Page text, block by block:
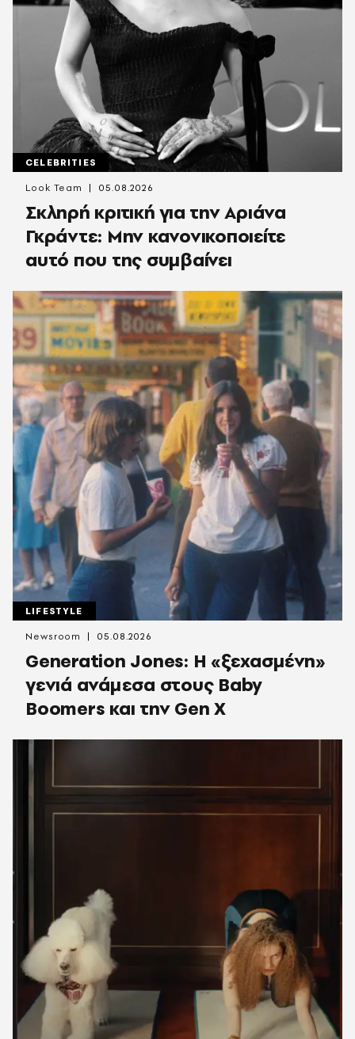
CELEBRITIES
Σκληρή κριτική για την Αριάνα
Γκράντε: Μην κανονικοποιείτε
αυτό που της συμβαίνει
Look Team 05.08.2026
LIFESTYLE
Generation Jones: Η «ξεχασμένη»
γενιά ανάμεσα στους Baby
Boomers και την Gen X
Newsroom 05.08.2026